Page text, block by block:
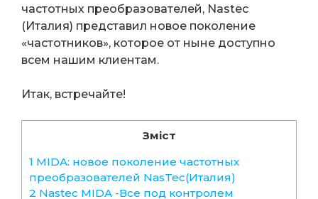
частотных преобразователей, Nastec
(Италия) представил новое поколение
«частотников», которое от ныне доступно
всем нашим клиентам.
Итак, встречайте!
Зміст
1 MIDA: новое поколение частотных
преобразователей NasTec(Италия)
2 Nastec MIDA -Все под контролем